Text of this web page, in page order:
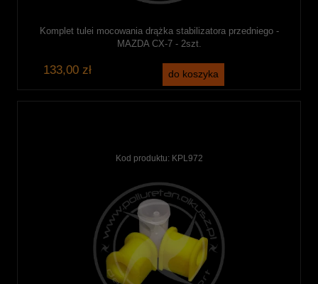
Komplet tulei mocowania drążka stabilizatora przedniego -
MAZDA CX-7 - 2szt.
133,00 zł do koszyka
Kod produktu: KPL972